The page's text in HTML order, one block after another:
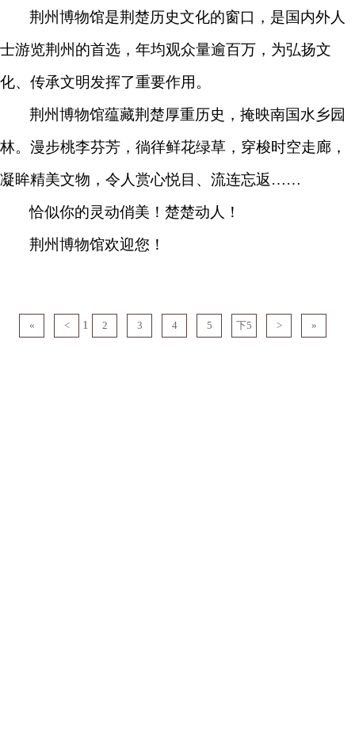
荆州博物馆是荆楚历史文化的窗口，是国内外人
士游览荆州的首选，年均观众量逾百万，为弘扬文
化、传承文明发挥了重要作用。
荆州博物馆蕴藏荆楚厚重历史，掩映南国水乡园
林。漫步桃李芬芳，徜徉鲜花绿草，穿梭时空走廊，
凝眸精美文物，令人赏心悦目、流连忘返……
恰似你的灵动俏美！楚楚动人！
荆州博物馆欢迎您！
« < 1 2 3 4 5 下5 > »